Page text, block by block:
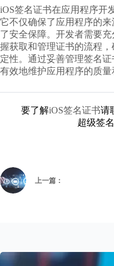
iOS签名证书在应用程序开
它不仅确保了应用程序的
了安全保障。开发者需要
握获取和管理证书的流程
定性。通过妥善管理签名
有效地维护应用程序的质量
要了解iOS签名证书请
超级签
上一篇：